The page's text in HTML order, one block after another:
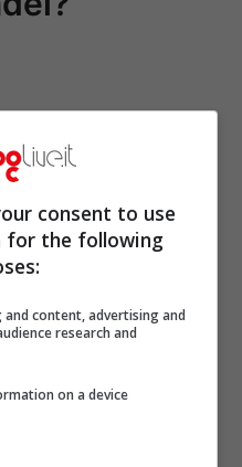
consent to use
for the following
content, advertising and
research and
on a device